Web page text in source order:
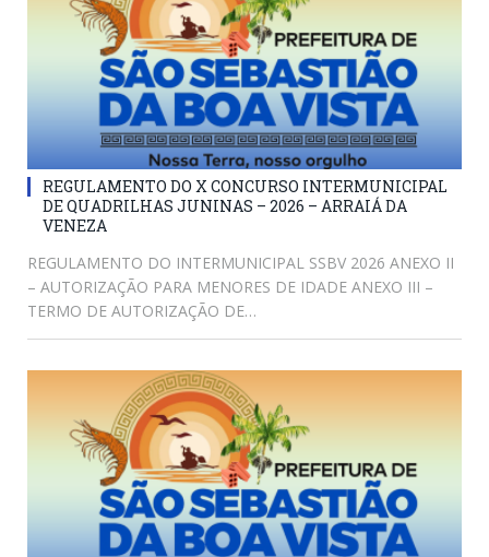
REGULAMENTO DO X CONCURSO INTERMUNICIPAL
DE QUADRILHAS JUNINAS – 2026 – ARRAIÁ DA
VENEZA
REGULAMENTO DO INTERMUNICIPAL SSBV 2026 ANEXO II
– AUTORIZAÇÃO PARA MENORES DE IDADE ANEXO III –
TERMO DE AUTORIZAÇÃO DE…